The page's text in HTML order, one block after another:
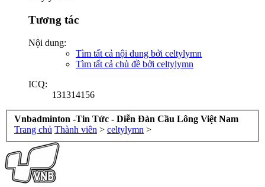
Tương tác
Nội dung:
Tìm tất cả nội dung bởi celtylymn
Tìm tất cả chủ đề bởi celtylymn
ICQ:
131314156
Vnbadminton -Tin Tức - Diễn Đàn Cầu Lông Việt Nam
Trang chủ Thành viên > celtylymn >